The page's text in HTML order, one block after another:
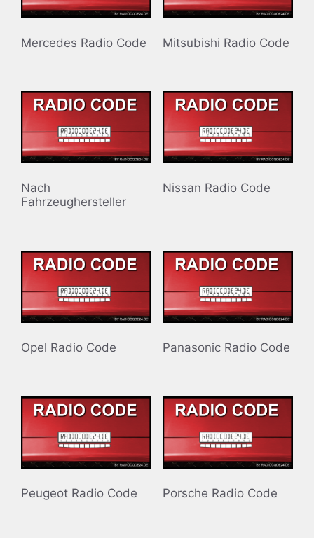
Mercedes Radio Code Mitsubishi Radio Code
Nach
Fahrzeughersteller
Nissan Radio Code
Opel Radio Code Panasonic Radio Code
Peugeot Radio Code Porsche Radio Code